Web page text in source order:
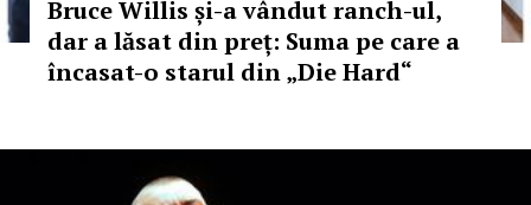
Bruce Willis și-a vândut ranch-ul,
dar a lăsat din preț: Suma pe care a
încasat-o starul din „Die Hard“